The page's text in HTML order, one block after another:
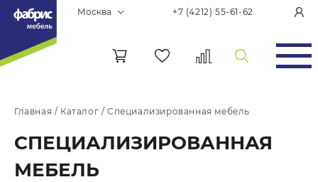
Москва +7 (4212) 55-61-62
Главная / Каталог /Специализированная мебель
СПЕЦИАЛИЗИРОВАННАЯ
МЕБЕЛЬ